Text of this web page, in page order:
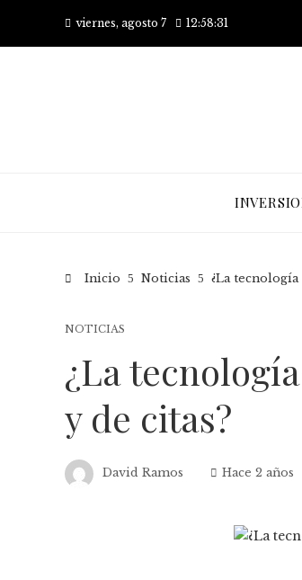
viernes, agosto 7 12:58:31
Inicio Noticias ¿La
NOTICIAS
¿La
y de citas?
David Ramos Hace 2 años